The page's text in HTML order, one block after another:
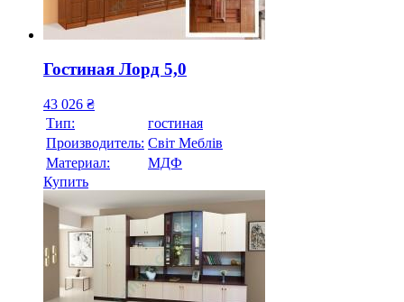
Гостиная Лорд 5,0
43 026 ₴
Тип:
гостиная
Производитель: Свiт Меблiв
Материал:
МДФ
Купить